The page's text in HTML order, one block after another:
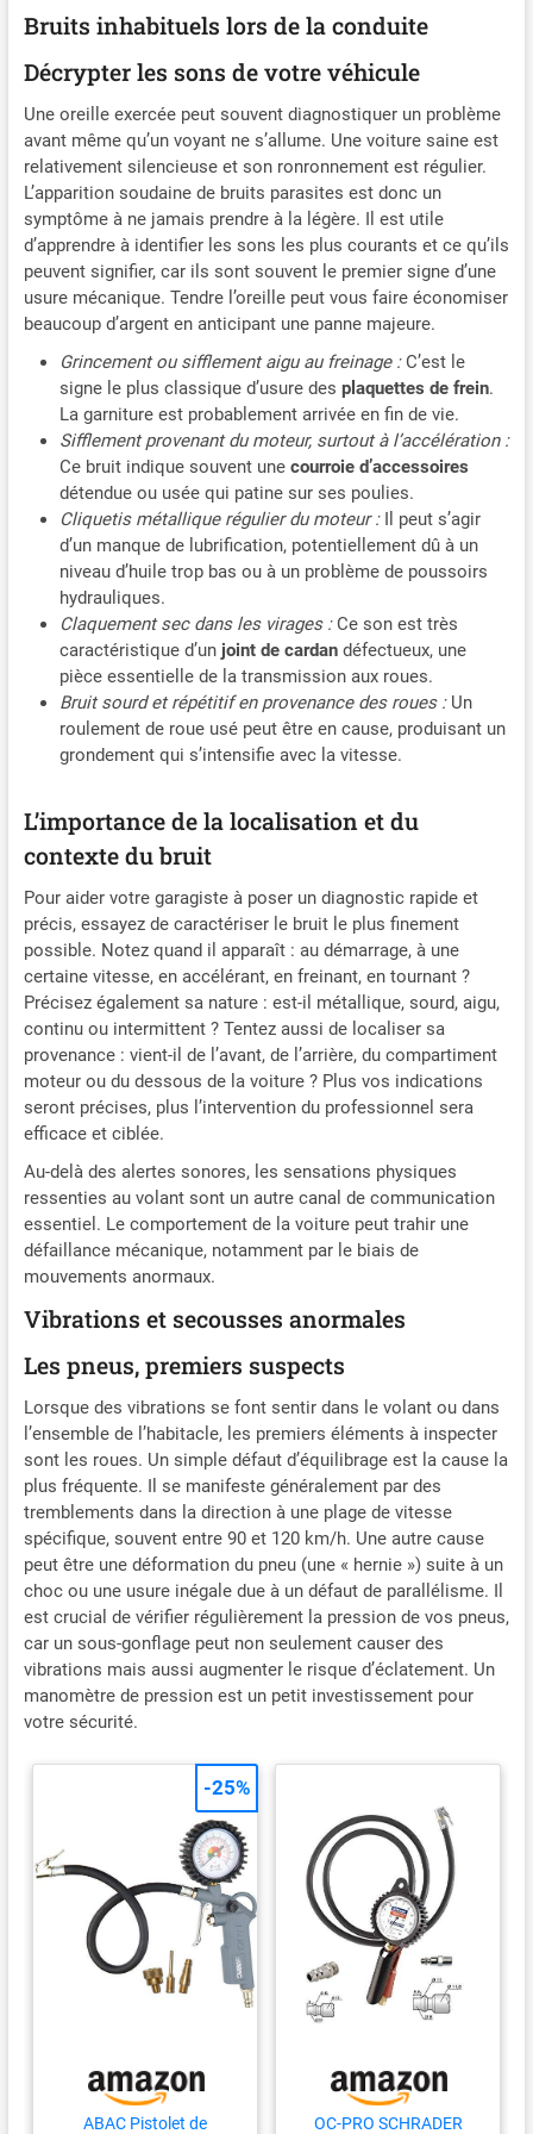
l'application Car Scanner ELM
gratuites (si un paiement est
demandé, vous n'êtes pas sur la
bonne application)
l'allemand, l'espagnol, le portugais, le russe, le japonais, le
qualité dans votre langue préférée. De plus, L'équipe
d'assistance clientèle est toujours disponible pour fournir une
aide rapide et professionnelle.Remarque : Ne prend pas en
charge les téléphones portables 32 bits.
Bruits inhabituels lors de la conduite
Décrypter les sons de votre véhicule
Une oreille exercée peut souvent diagnostiquer un problème
avant même qu’un voyant ne s’allume. Une voiture saine est
relativement silencieuse et son ronronnement est régulier.
L’apparition soudaine de bruits parasites est donc un
symptôme à ne jamais prendre à la légère. Il est utile
d’apprendre à identifier les sons les plus courants et ce qu’ils
peuvent signifier, car ils sont souvent le premier signe d’une
usure mécanique. Tendre l’oreille peut vous faire économiser
beaucoup d’argent en anticipant une panne majeure.
Grincement ou sifflement aigu au freinage :C’est le
signe le plus classique d’usure des plaquettes de frein.
La garniture est probablement arrivée en fin de vie.
Sifflement provenant du moteur, surtout à l’accélération :
Ce bruit indique souvent une courroie d’accessoires
détendue ou usée qui patine sur ses poulies.
Cliquetis métallique régulier du moteur :Il peut s’agir
d’un manque de lubrification, potentiellement dû à un
niveau d’huile trop bas ou à un problème de poussoirs
hydrauliques.
Claquement sec dans les virages :Ce son est très
caractéristique d’un joint de cardandéfectueux, une
pièce essentielle de la transmission aux roues.
Bruit sourd et répétitif en provenance des roues :Un
roulement de roue usé peut être en cause, produisant un
grondement qui s’intensifie avec la vitesse.
L’importance de la localisation et du
contexte du bruit
Pour aider votre garagiste à poser un diagnostic rapide et
précis, essayez de caractériser le bruit le plus finement
possible. Notez quand il apparaît : au démarrage, à une
certaine vitesse, en accélérant, en freinant, en tournant ?
Précisez également sa nature : est-il métallique, sourd, aigu,
continu ou intermittent ? Tentez aussi de localiser sa
provenance : vient-il de l’avant, de l’arrière, du compartiment
moteur ou du dessous de la voiture ? Plus vos indications
seront précises, plus l’intervention du professionnel sera
efficace et ciblée.
Au-delà des alertes sonores, les sensations physiques
ressenties au volant sont un autre canal de communication
essentiel. Le comportement de la voiture peut trahir une
défaillance mécanique, notamment par le biais de
mouvements anormaux.
Vibrations et secousses anormales
Les pneus, premiers suspects
Lorsque des vibrations se font sentir dans le volant ou dans
l’ensemble de l’habitacle, les premiers éléments à inspecter
sont les roues. Un simple défaut d’équilibrage est la cause la
plus fréquente. Il se manifeste généralement par des
tremblements dans la direction à une plage de vitesse
spécifique, souvent entre 90 et 120 km/h. Une autre cause
peut être une déformation du pneu (une « hernie ») suite à un
choc ou une usure inégale due à un défaut de parallélisme. Il
est crucial de vérifier régulièrement la pression de vos pneus,
car un sous-gonflage peut non seulement causer des
vibrations mais aussi augmenter le risque d’éclatement. Un
manomètre de pression est un petit investissement pour
votre sécurité.
ABAC Pistolet de
-25%
OC-PRO SCHRADER